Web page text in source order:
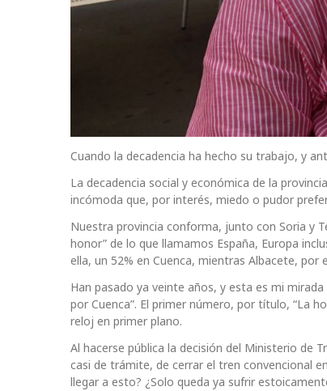
Cuando la decadencia ha hecho su trabajo, y
La decadencia social y económica de la
incómoda que, por interés, miedo o pudor
Nuestra provincia conforma, junto con Soria y
honor” de lo que llamamos España, Europa
ella, un 52% en Cuenca, mientras Albacete, por
Han pasado ya veinte años, y esta es mi
por Cuenca”. El primer número, por título, “La
reloj en primer plano.
Al hacerse pública la decisión del Ministerio de
casi de trámite, de cerrar el tren convencional
llegar a esto? ¿Solo queda ya sufrir